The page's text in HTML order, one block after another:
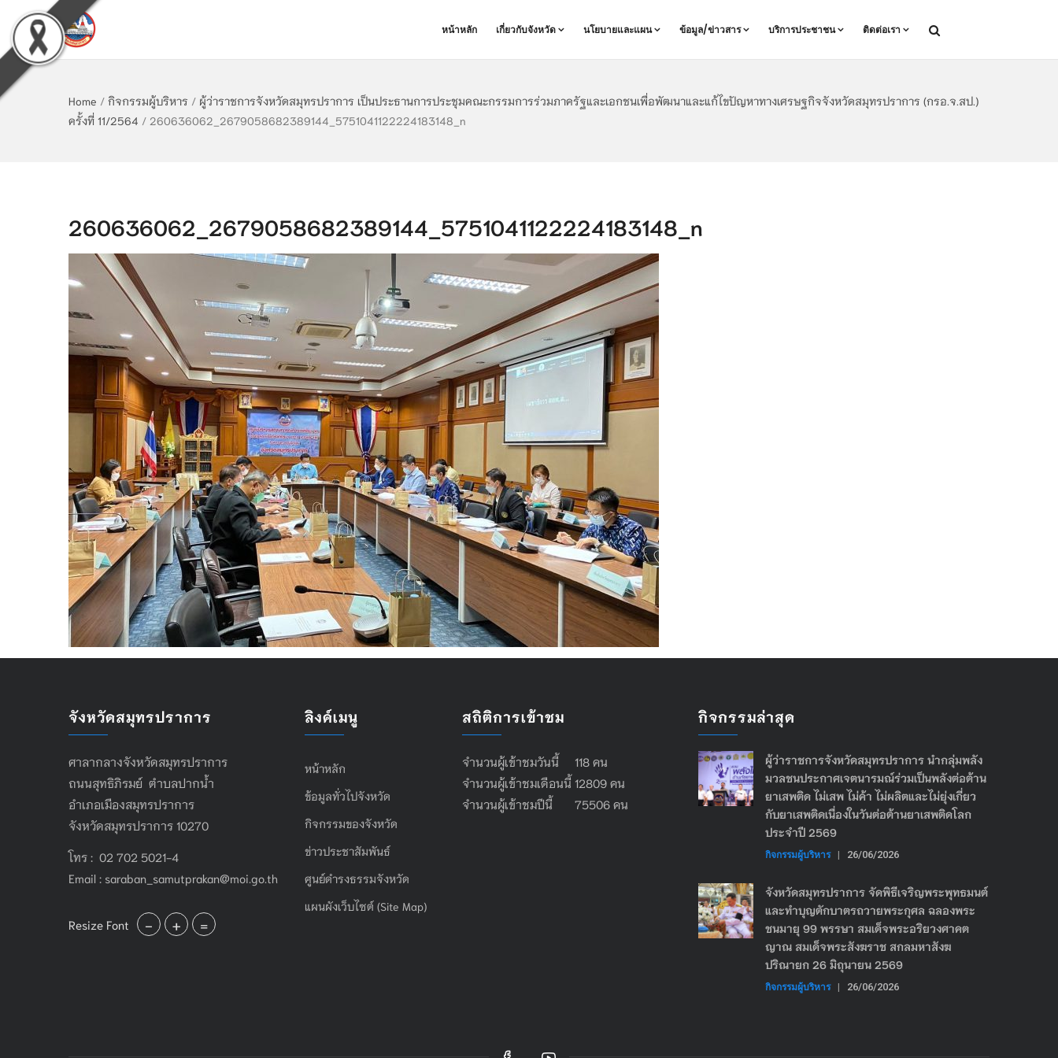
หน้าหลัก เกี่ยวกับจังหวัด นโยบายและแผน ข้อมูล/ข่าวสาร บริการประชาชน ติดต่อเรา
Home / กิจกรรมผู้บริหาร / ผู้ว่าราชการจังหวัดสมุทรปราการ เป็นประธานการประชุมคณะกรรมการร่วมภาครัฐและเอกชนเพื่อพัฒนาและแก้ไขปัญหาทางเศรษฐกิจจังหวัดสมุทรปราการ (กรอ.จ.สป.)
ครั้งที่ 11/2564 / 260636062_2679058682389144_5751041122224183148_n
260636062_2679058682389144_5751041122224183148_n
จังหวัดสมุทรปราการ
ศาลากลางจังหวัดสมุทรปราการ
ถนนสุทธิภิรมย์ ตำบลปากน้ำ
อำเภอเมืองสมุทรปราการ
จังหวัดสมุทรปราการ 10270
โทร : 02 702 5021-4
Email : saraban_samutprakan@moi.go.th
Resize Font - + =
ลิงค์เมนู
หน้าหลัก
ข้อมูลทั่วไปจังหวัด
กิจกรรมของจังหวัด
ข่าวประชาสัมพันธ์
ศูนย์ดำรงธรรมจังหวัด
แผนผังเว็บไซต์ (Site Map)
สถิติการเข้าชม
จำนวนผู้เข้าชมวันนี้ 118 คน
จำนวนผู้เข้าชมเดือนนี้ 12809 คน
จำนวนผู้เข้าชมปีนี้ 75506 คน
กิจกรรมล่าสุด
ผู้ว่าราชการจังหวัดสมุทรปราการ นำกลุ่มพลัง
มวลชนประกาศเจตนารมณ์ร่วมเป็นพลังต่อต้าน
ยาเสพติด ไม่เสพ ไม่ค้า ไม่ผลิตและไม่ยุ่งเกี่ยว
กับยาเสพติดเนื่องในวันต่อต้านยาเสพติดโลก
ประจำปี 2569
กิจกรรมผู้บริหาร | 26/06/2026
จังหวัดสมุทรปราการ จัดพิธีเจริญพระพุทธมนต์
และทำบุญตักบาตรถวายพระกุศล ฉลองพระ
ชนมายุ 99 พรรษา สมเด็จพระอริยวงศาคต
ญาณ สมเด็จพระสังฆราช สกลมหาสังฆ
ปริณายก 26 มิถุนายน 2569
กิจกรรมผู้บริหาร | 26/06/2026